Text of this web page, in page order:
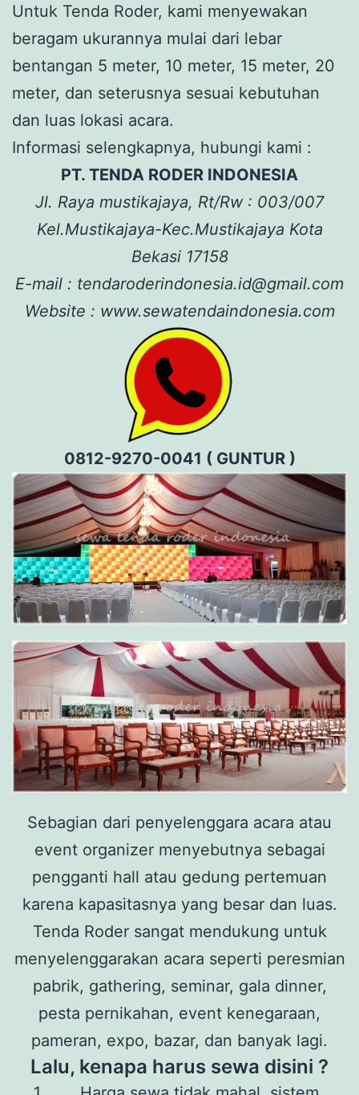
Untuk Tenda Roder, kami menyewakan
beragam ukurannya mulai dari lebar
bentangan 5 meter, 10 meter, 15 meter, 20
meter, dan seterusnya sesuai kebutuhan
dan luas lokasi acara.
Informasi selengkapnya, hubungi kami :
PT. TENDA RODER INDONESIA
Jl. Raya mustikajaya, Rt/Rw : 003/007
Kel.Mustikajaya-Kec.Mustikajaya Kota
Bekasi 17158
E-mail : tendaroderindonesia.id@gmail.com
Website : www.sewatendaindonesia.com
0812-9270-0041 ( GUNTUR )
Sebagian dari penyelenggara acara atau
event organizer menyebutnya sebagai
pengganti hall atau gedung pertemuan
karena kapasitasnya yang besar dan luas.
Tenda Roder sangat mendukung untuk
menyelenggarakan acara seperti peresmian
pabrik, gathering, seminar, gala dinner,
pesta pernikahan, event kenegaraan,
pameran, expo, bazar, dan banyak lagi.
Lalu, kenapa harus sewa disini ?